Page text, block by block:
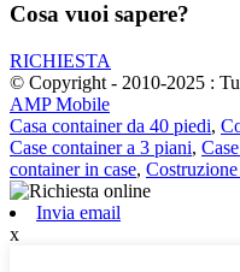
Cosa vuoi sapere?
RICHIESTA
© Copyright - 2010-2025 :
AMP Mobile
Casa container da 40 piedi,
Case container a 3 piani,
container in case,
Invia email
x